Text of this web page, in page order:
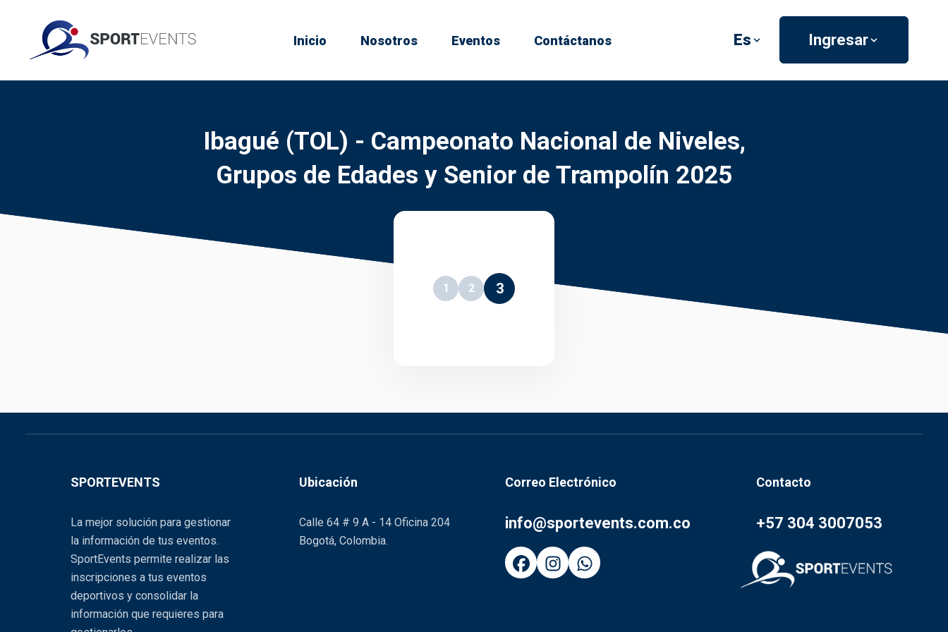
Inicio Nosotros Eventos Contáctanos Es Ingresar
Ibagué (TOL) - Campeonato Nacional de Niveles,
Grupos de Edades y Senior de Trampolín 2025
1 2 3
SPORTEVENTS
La mejor solución para gestionar
la información de tus eventos.
SportEvents permite realizar las
inscripciones a tus eventos
deportivos y consolidar la
información que requieres para
Ubicación
Calle 64 # 9 A - 14 Oficina 204
Bogotá, Colombia.
Correo Electrónico
info@sportevents.com.co
Contacto
+57 304 3007053